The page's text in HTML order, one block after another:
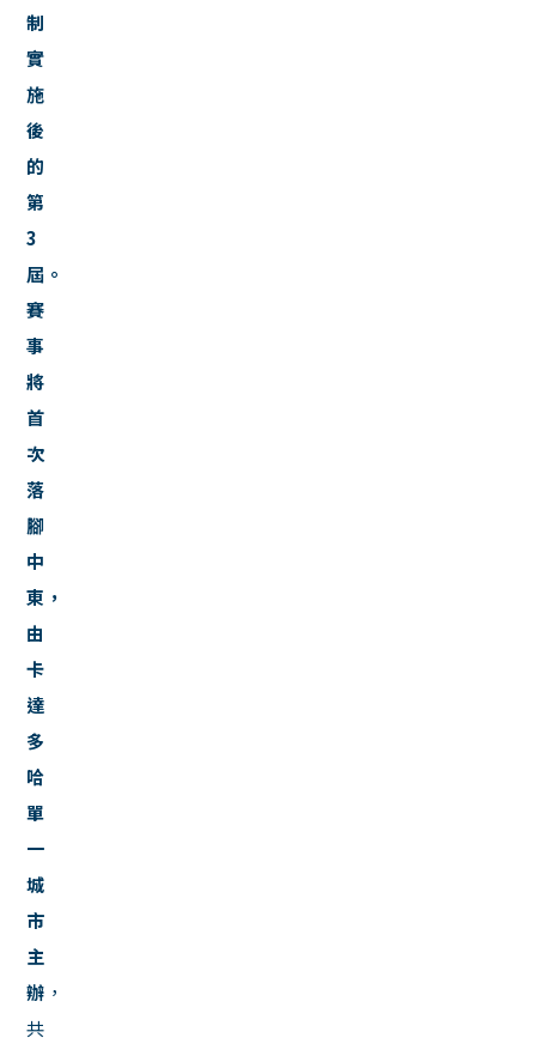
制
實
施
後
的
第
3
屆。
賽
事
將
首
次
落
腳
中
東，
由
卡
達
多
哈
單
一
城
市
主
辦 ，
共